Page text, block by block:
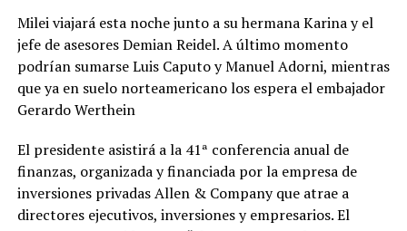
Milei viajará esta noche junto a su hermana Karina y el
jefe de asesores Demian Reidel. A último momento
podrían sumarse Luis Caputo y Manuel Adorni, mientras
que ya en suelo norteamericano los espera el embajador
Gerardo Werthein
El presidente asistirá a la 41ª conferencia anual de
finanzas, organizada y financiada por la empresa de
inversiones privadas Allen & Company que atrae a
directores ejecutivos, inversiones y empresarios. El